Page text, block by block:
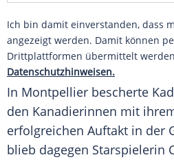
Ich bin damit einverstanden, dass
angezeigt werden. Damit können
Drittplattformen übermittelt
Datenschutzhinweisen.
In Montpellier bescherte
den Kanadierinnen mit
erfolgreichen Auftakt in der
blieb dagegen Starspielerin